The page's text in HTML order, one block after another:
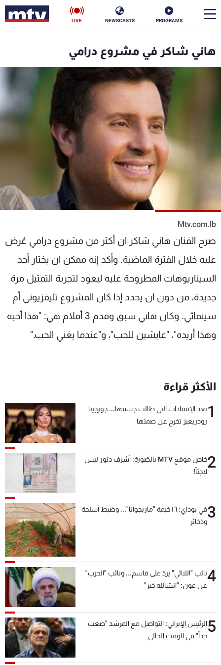
PROGRAMS
NEWSCASTS
LIVE
هاني شاكر في مشروع درامي
Mtv.com.lb
صرح الفنان هاني شاكر ان أكثر من مشروع درامي عُرض
عليه خلال الفترة الماضية. وأكد إنه ممكن ان يختار أحد
السيناريوهات المطروحة عليه ليعود لتجربة التمثيل مرة
جديدة، من دون ان يحدد إذا كان المشروع تليفزيوني أم
سينمائي. وكان هاني سبق وقدم 3 أفلام هي: "هذا أحبه
وهذا أريده"، "عايشين للحب"، و"عندما يغني الحب."
الأكثر قراءة
1بعد الإنتقادات التي طالت جسمها... جورجينا
رودريغيز تخرج عن صمتها
2
خاص موقع MTV بالصّورة: أشرف دبّور ليس
لاجئاً!
3
في بوداي: ١٦ خيمة "ماريجوانا"... وضبط أسلحة
وذخائر
4نائب "الثنائي" يردّ على قاسم... ونائب "الحزب"
عن عون: "انشالله خير"
5الرئيس الإيراني: التواصل مع المرشد "صعب
جداً" في الوقت الحالي
الأخبار
ناس
فن
رياضة
كأس العالم
جدول البرامج
الترددات
عن MTV
لاعلاناتكم
وظائف
شروط الإسـتخدام
سياسة الخصوصية